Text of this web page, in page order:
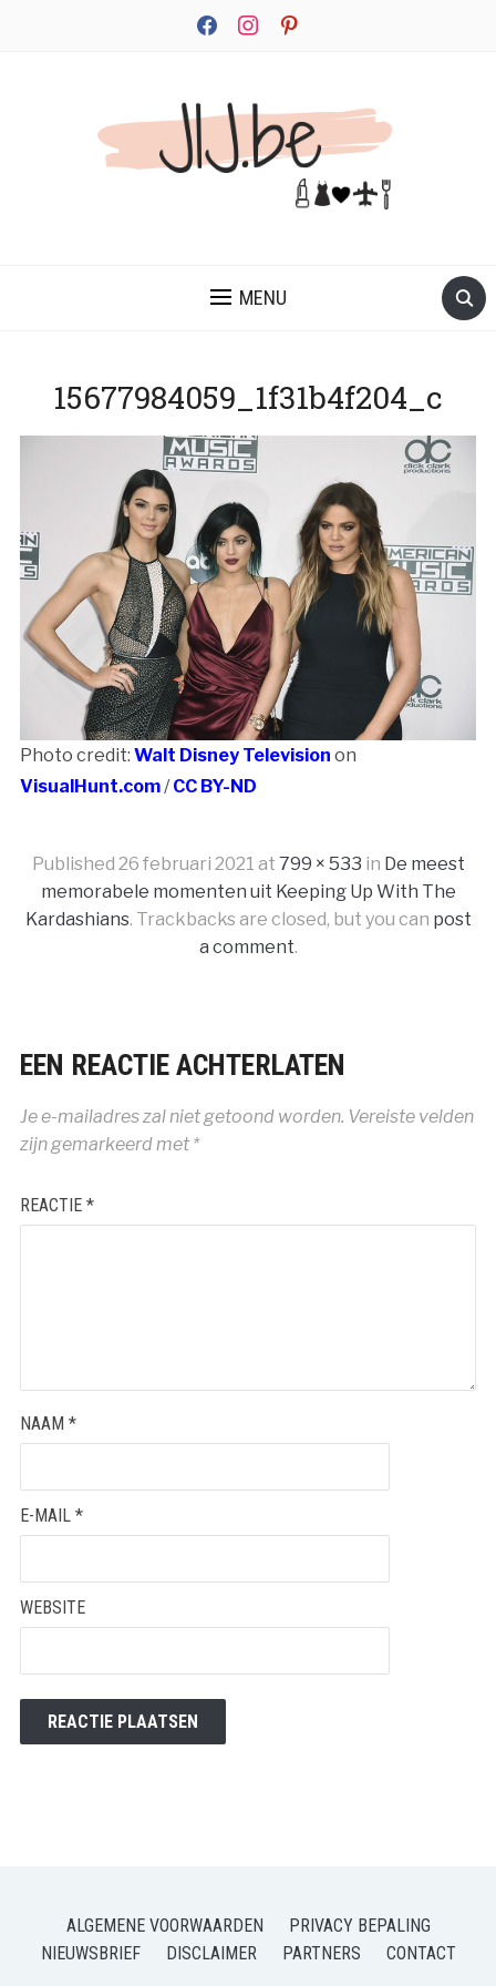
facebookinstagrampinterest
MENU
15677984059_1f31b4f204_c
Photo credit: Walt Disney Television on
VisualHunt.com/CC BY-ND
Published 26 februari 2021 at 799 × 533 in De meest
memorabele momenten uit Keeping Up With The
Kardashians. Trackbacks are closed, but you can post
a comment.
EEN REACTIE ACHTERLATEN
Je e-mailadres zal niet getoond worden. Vereiste velden
zijn gemarkeerd met *
REACTIE *
NAAM *
E-MAIL *
WEBSITE
ALGEMENE VOORWAARDEN
PRIVACY BEPALING
NIEUWSBRIEF
DISCLAIMER PARTNERS CONTACT